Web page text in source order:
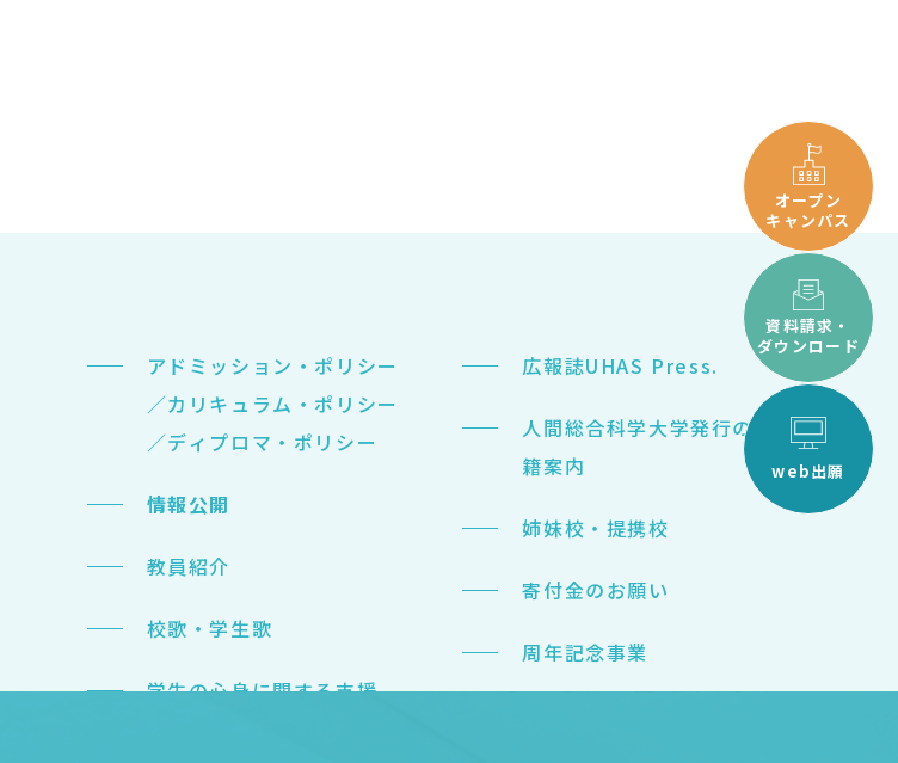
アドミッション・ポリシー
／カリキュラム・ポリシー
／ディプロマ・ポリシー
情報公開
教員紹介
校歌・学生歌
学生の心身に関する支援
広報誌UHAS Press.
人間総合科学大学発行の書
籍案内
姉妹校・提携校
寄付金のお願い
周年記念事業
オープン
キャンパス
資料請求・
ダウンロード
web出願